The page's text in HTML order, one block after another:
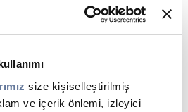
size kişiselleştirilmiş
ve içerik önlemi, izleyici